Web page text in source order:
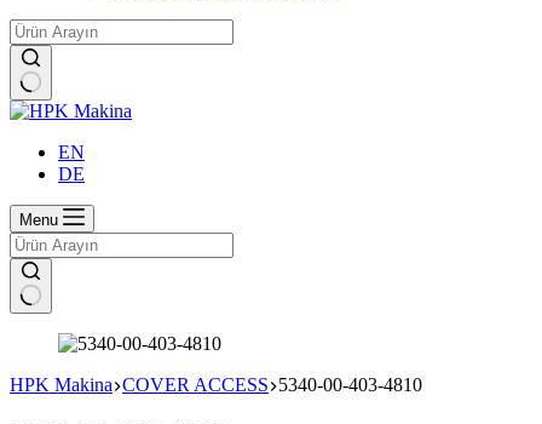
No
EN
DE
Menu
HPK Makina COVER ACCESS 5340-00-403-4810